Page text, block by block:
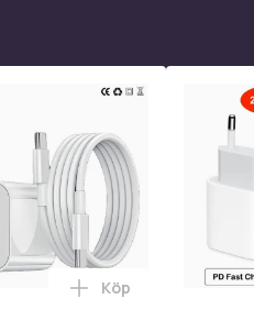
i väskan, på jobbet eller
överspänningsskydd,
Snabbladdare - Adapter
Lägg till iPhone 17
Köp